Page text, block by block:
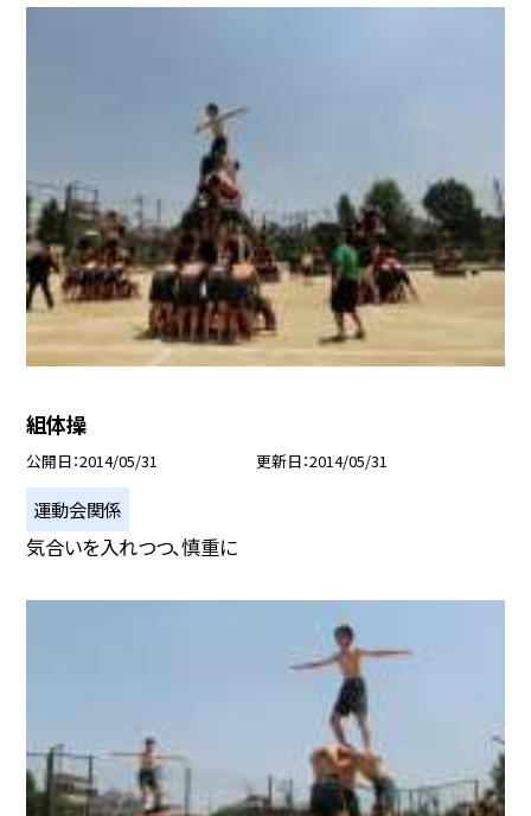
組体操
公開日 2014/05/31 更新日 2014/05/31
運動会関係
気合いを入れつつ、慎重に